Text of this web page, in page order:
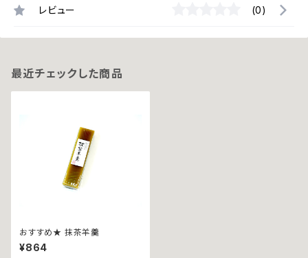
レビュー (0)
最近チェックした商品
おすすめ★ 抹茶羊羹
¥864